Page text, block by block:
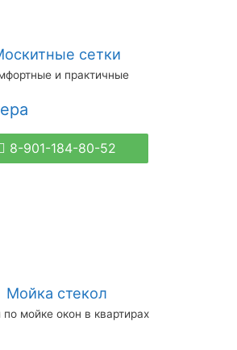
сетки
и практичные
8-901-184-80-52
Мойка стекол
по мойке окон в квартирах